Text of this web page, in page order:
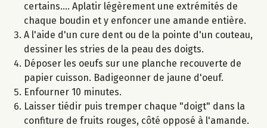
certains.... Aplatir légèrement une extrémités de
chaque boudin et y enfoncer une amande entière.
A l'aide d'un cure dent ou de la pointe d'un couteau,
dessiner les stries de la peau des doigts.
Déposer les oeufs sur une planche recouverte de
papier cuisson. Badigeonner de jaune d'oeuf.
Enfourner 10 minutes.
Laisser tiédir puis tremper chaque "doigt" dans la
confiture de fruits rouges, côté opposé à l'amande.